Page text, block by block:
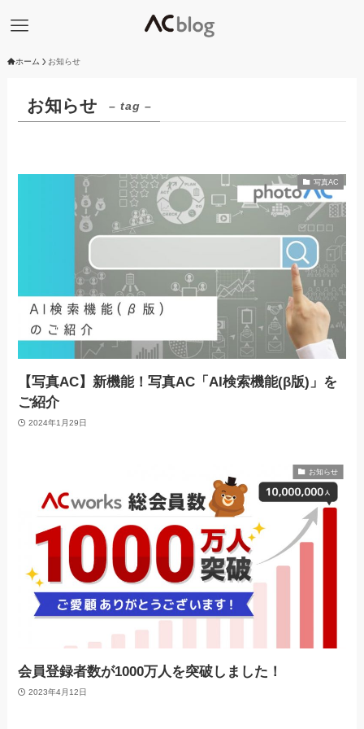
ホーム お知らせ
お知らせ – tag –
写真AC
【写真AC】新機能！写真AC「AI検索機能(β版)」を
ご紹介
2024年1月29日
お知らせ
会員登録者数が1000万人を突破しました！
2023年4月12日